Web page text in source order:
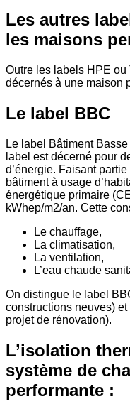
Les autres
les maisons
Outre les labels HPE ou
décernés à une maison
Le label BBC
Le label Bâtiment
label est décerné pour
d’énergie. Faisant
bâtiment à usage
énergétique primaire
kWhep/m2/an. Cette
Le chauffage,
La climatisation,
La ventilation,
L’eau chaude
On distingue le label
constructions neuves)
projet de rénovation).
L’isolation
système de
performante :